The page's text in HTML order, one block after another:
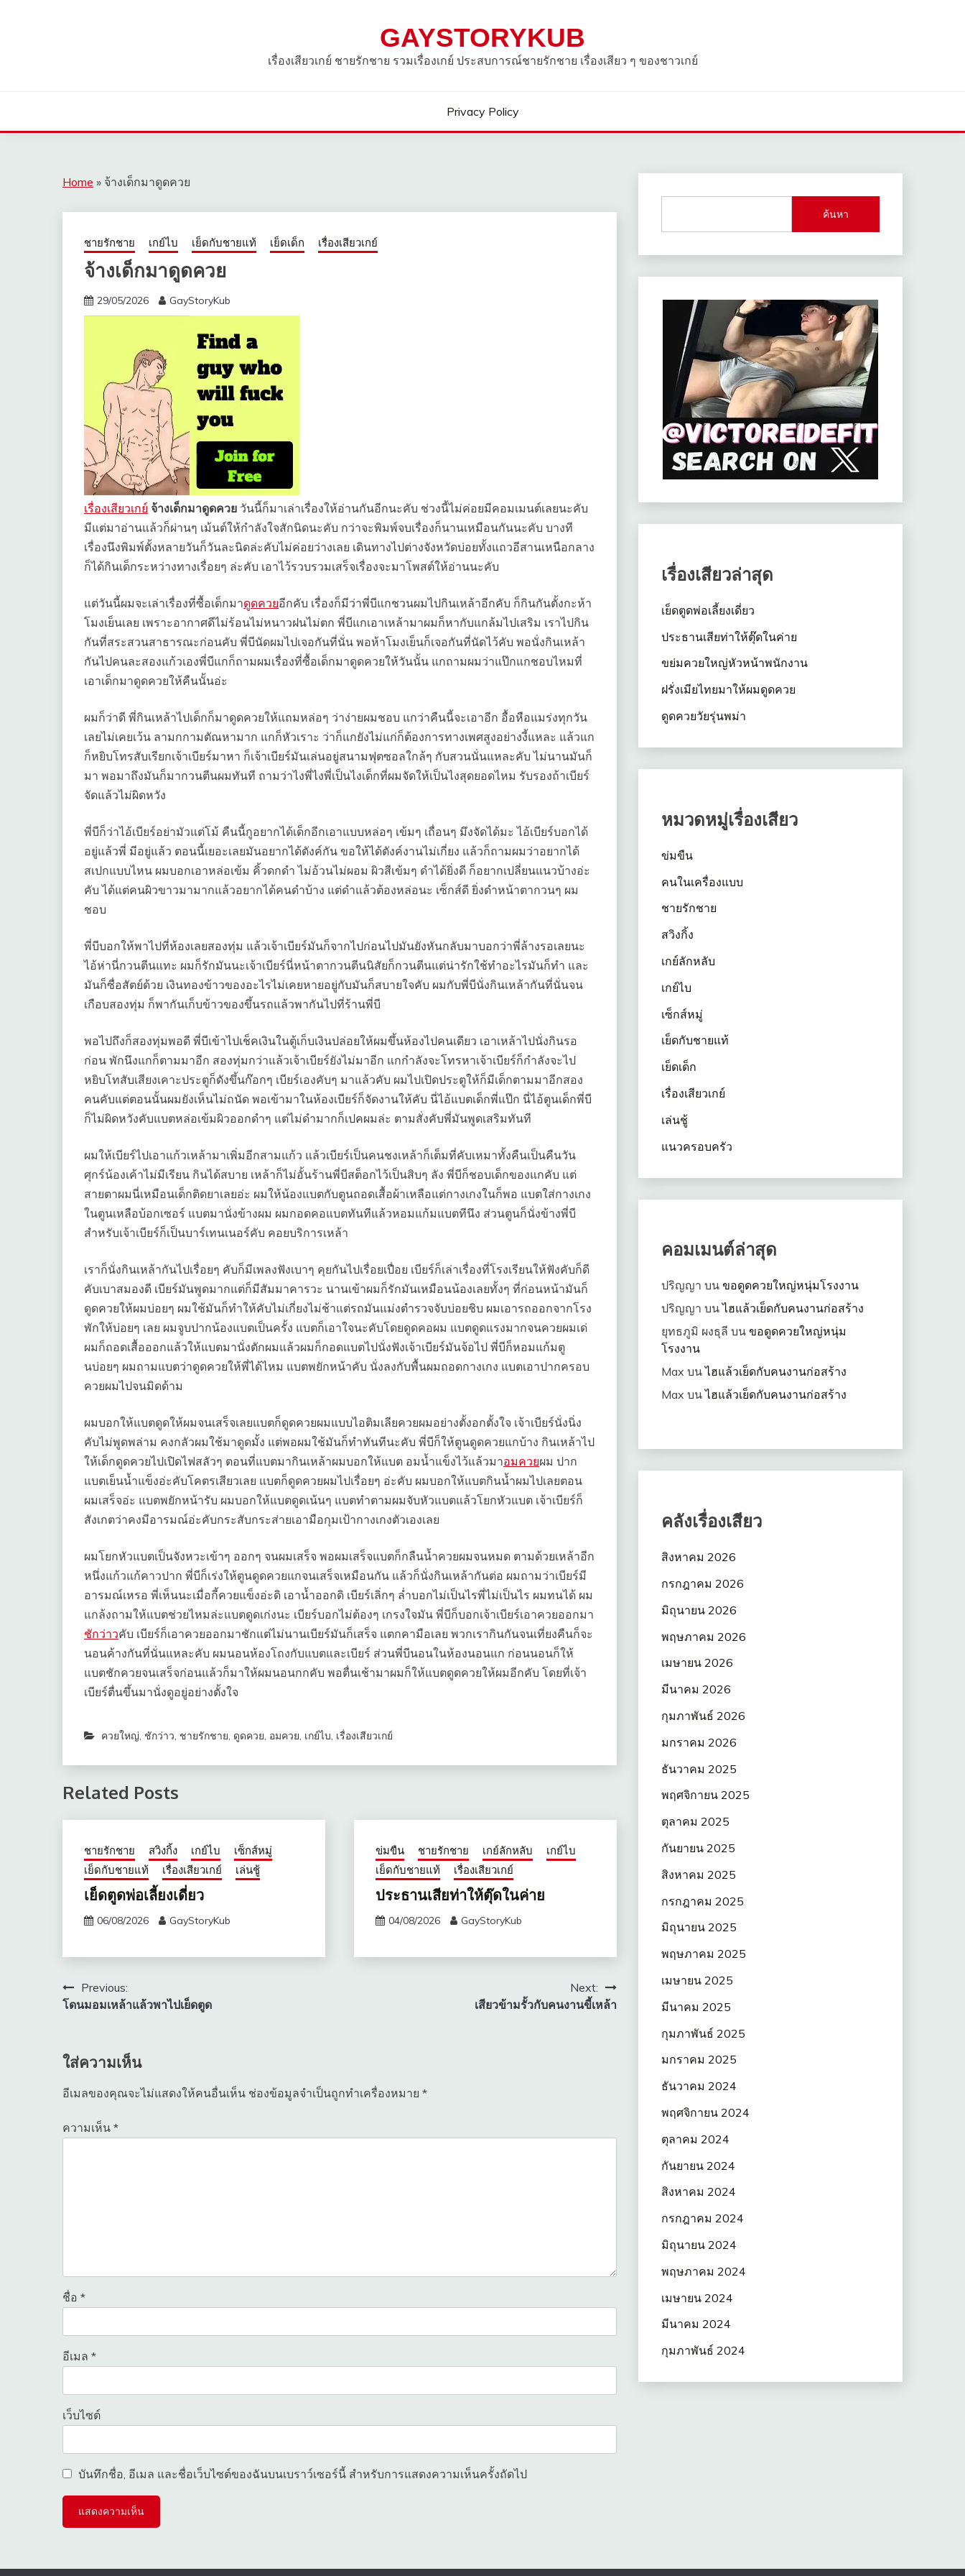
GAYSTORYKUB
เรื่องเสียวเกย์ ชายรักชาย รวมเรื่องเกย์ ประสบการณ์ชายรักชาย เรื่องเสียว ๆ ของชาวเกย์
Privacy Policy
Home » จ้างเด็กมาดูดควย
ชายรักชาย เกย์ไบ เย็ดกับชายแท้ เย็ดเด็ก เรื่องเสียวเกย์
จ้างเด็กมาดูดควย
29/05/2026 GayStoryKub
เรื่องเสียวเกย์ จ้างเด็กมาดูดควย วันนี้ก็มาเล่าเรื่องให้อ่านกันอีกนะคับ ช่วงนี้ไม่ค่อยมีคอมเมนต์เลยนะคับ
มีแต่มาอ่านแล้วก็ผ่านๆ เม้นต์ให้กำลังใจสักนิดนะคับ กว่าจะพิมพ์จบเรื่องก็นานเหมือนกันนะคับ บางที
เรื่องนึงพิมพ์ตั้งหลายวันก็วันละนิดล่ะคับไม่ค่อยว่างเลย เดินทางไปต่างจังหวัดบ่อยทั้งแถวอีสานเหนือกลาง
ก็ได้กินเด็กระหว่างทางเรื่อยๆ ล่ะคับ เอาไว้รวบรวมเสร็จเรื่องจะมาโพสต์ให้อ่านนะคับ
แต่วันนี้ผมจะเล่าเรื่องที่ซื้อเด็กมาดูดควยอีกคับ เรื่องก็มีว่าพี่บีแกชวนผมไปกินเหล้าอีกคับ ก็กินกันตั้งกะห้า
โมงเย็นเลย เพราะอากาศดีไม่ร้อนไม่หนาวฝนไม่ตก พี่บีแกเอาเหล้ามาผมก็หากับแกล้มไปเสริม เราไปกิน
กันที่สระสวนสาธารณะก่อนคับ พี่บีนัดผมไปเจอกันที่นั่น พอห้าโมงเย็นก็เจอกันที่นัดไว้คับ พอนั่งกินเหล้า
กันไปคนละสองแก้วเองพี่บีแกก็ถามผมเรื่องที่ซื้อเด็กมาดูดควยให้วันนั้น แกถามผมว่าแป๊กแกชอบไหมที่
เอาเด็กมาดูดควยให้คืนนั้นอ่ะ
ผมก็ว่าดี พี่กินเหล้าไปเด็กก็มาดูดควยให้แถมหล่อๆ ว่าง่ายผมชอบ แกว่าคืนนี้จะเอาอีก อื้อหือแมร่งทุกวัน
เลยไม่เคยเว้น ลามกกามตัณหามาก แกก็หัวเราะ ว่าก็แกยังไม่แก่ก็ต้องการทางเพศสูงอย่างงี้แหละ แล้วแก
ก็หยิบโทรสับเรียกเจ้าเบียร์มาหา ก็เจ้าเบียร์มันเล่นอยู่สนามฟุตซอลใกล้ๆ กับสวนนั่นแหละคับ ไม่นานมันก็
มา พอมาถึงมันก็มากวนตีนผมทันที ถามว่าไงพี่ไงพี่เป็นไงเด็กที่ผมจัดให้เป็นไงสุดยอดไหม รับรองถ้าเบียร์
จัดแล้วไม่ผิดหวัง
พี่บีก็ว่าไอ้เบียร์อย่ามัวแต่โม้ คืนนี้กูอยากได้เด็กอีกเอาแบบหล่อๆ เข้มๆ เถื่อนๆ มึงจัดได้มะ ไอ้เบียร์บอกได้
อยู่แล้วพี่ มีอยู่แล้ว ตอนนี้เยอะเลยมันอยากได้ตังค์กัน ขอให้ได้ตังค์งานไม่เกี่ยง แล้วก็ถามผมว่าอยากได้
สเปกแบบไหน ผมบอกเอาหล่อเข้ม คิ้วดกดำ ไม่อ้วนไม่ผอม ผิวสีเข้มๆ ดำได้ยิ่งดี ก็อยากเปลี่ยนแนวบ้างอ่ะ
คับ ได้แต่คนผิวขาวมามากแล้วอยากได้คนดำบ้าง แต่ดำแล้วต้องหล่อนะ เซ็กส์ดี ยิ่งดำหน้าตากวนๆ ผม
ชอบ
พี่บีบอกให้พาไปที่ห้องเลยสองทุ่ม แล้วเจ้าเบียร์มันก็จากไปก่อนไปมันยังหันกลับมาบอกว่าพี่ล้างรอเลยนะ
ไอ้ห่านี่กวนตีนแทะ ผมก็รักมันนะเจ้าเบียร์นี่หน้าตากวนตีนนิสัยก็กวนตีนแต่น่ารักใช้ทำอะไรมันก็ทำ และ
มันก็ซื่อสัตย์ด้วย เงินทองข้าวของอะไรไม่เคยหายอยู่กับมันก็สบายใจคับ ผมกับพี่บีนั่งกินเหล้ากันที่นั่นจน
เกือบสองทุ่ม ก็พากันเก็บข้าวของขึ้นรถแล้วพากันไปที่ร้านพี่บี
พอไปถึงก็สองทุ่มพอดี พี่บีเข้าไปเช็คเงินในตู้เก็บเงินปล่อยให้ผมขึ้นห้องไปคนเดียว เอาเหล้าไปนั่งกินรอ
ก่อน พักนึงแกก็ตามมาอีก สองทุ่มกว่าแล้วเจ้าเบียร์ยังไม่มาอีก แกกำลังจะโทรหาเจ้าเบียร์ก็กำลังจะไป
หยิบโทสับเสียงเคาะประตูก็ดังขึ้นก๊อกๆ เบียร์เองคับๆ มาแล้วคับ ผมไปเปิดประตูให้ก็มีเด็กตามมาอีกสอง
คนคับแต่ตอนนั้นผมยังเห็นไม่ถนัด พอเข้ามาในห้องเบียร์ก็จัดงานให้คับ นี่ไอ้แบตเด็กพี่แป๊ก นี่ไอ้ตูนเด็กพี่บี
ก็ไม่ผิดหวังคับแบตหล่อเข้มผิวออกดำๆ แต่ไม่ดำมากก็เปคผมล่ะ ตามสั่งคับพี่มันพูดเสริมทันที
ผมให้เบียร์ไปเอาแก้วเหล้ามาเพิ่มอีกสามแก้ว แล้วเบียร์เป็นคนชงเหล้าก็เต็มที่คับเหมาทั้งคืนเป็นคืนวัน
ศุกร์น้องเค้าไม่มีเรียน กินได้สบาย เหล้าก็ไม่อั้นร้านพี่บีสต็อกไว้เป็นสิบๆ ลัง พี่บีก็ชอบเด็กของแกคับ แต่
สายตาผมนี่เหมือนเด็กติดยาเลยอ่ะ ผมให้น้องแบตกับตูนถอดเสื้อผ้าเหลือแต่กางเกงในก็พอ แบตใส่กางเกง
ในตูนเหลือบ้อกเซอร์ แบตมานั่งข้างผม ผมกอดคอแบตทันทีแล้วหอมแก้มแบตทีนึง ส่วนตูนก็นั่งข้างพี่บี
สำหรับเจ้าเบียร์ก็เป็นบาร์เทนเนอร์คับ คอยบริการเหล้า
เราก็นั่งกินเหล้ากันไปเรื่อยๆ คับก็มีเพลงฟังเบาๆ คุยกันไปเรื่อยเปื่อย เบียร์ก็เล่าเรื่องที่โรงเรียนให้ฟังคับก็ดี
คับเบาสมองดี เบียร์มันพูดมากแต่ก็มีสัมมาคารวะ นานเข้าผมก็รักมันเหมือนน้องเลยทั้งๆ ที่ก่อนหน้ามันก็
ดูดควยให้ผมบ่อยๆ ผมใช้มันก็ทำให้คับไม่เกี่ยงไม่ช้าแต่รถมันแม่งตำรวจจับบ่อยชิบ ผมเอารถออกจากโรง
พักให้บ่อยๆ เลย ผมจูบปากน้องแบตเป็นครั้ง แบตก็เอาใจนะคับโดยดูดคอผม แบตดูดแรงมากจนควยผมเด่
ผมก็ถอดเสื้อออกแล้วให้แบตมานั่งตักผมแล้วผมก็กอดแบตไปนั่งฟังเจ้าเบียร์มันจ้อไป พี่บีก็หอมแก้มตู
นบ่อยๆ ผมถามแบตว่าดูดควยให้พี่ได้ไหม แบตพยักหน้าคับ นั่งลงกับพื้นผมถอดกางเกง แบตเอาปากครอบ
ควยผมไปจนมิดด้าม
ผมบอกให้แบตดูดให้ผมจนเสร็จเลยแบตก็ดูดควยผมแบบไอติมเลียควยผมอย่างตั้งอกตั้งใจ เจ้าเบียร์นั่งนิ่ง
คับไม่พูดพล่าม คงกลัวผมใช้มาดูดมั้ง แต่พอผมใช้มันก็ทำทันทีนะคับ พี่บีก็ให้ตูนดูดควยแกบ้าง กินเหล้าไป
ให้เด็กดูดควยไปเปิดไฟสลัวๆ ตอนที่แบตมากินเหล้าผมบอกให้แบต อมน้ำแข็งไว้แล้วมาอมควยผม ปาก
แบตเย็นน้ำแข็งอ่ะคับโคตรเสียวเลย แบตก็ดูดควยผมไปเรื่อยๆ อ่ะคับ ผมบอกให้แบตกินน้ำผมไปเลยตอน
ผมเสร็จอ่ะ แบตพยักหน้ารับ ผมบอกให้แบตดูดเน้นๆ แบตทำตามผมจับหัวแบตแล้วโยกหัวแบต เจ้าเบียร์ก็
สังเกตว่าคงมีอารมณ์อ่ะคับกระสับกระส่ายเอามือกุมเป้ากางเกงตัวเองเลย
ผมโยกหัวแบตเป็นจังหวะเข้าๆ ออกๆ จนผมเสร็จ พอผมเสร็จแบตก็กลืนน้ำควยผมจนหมด ตามด้วยเหล้าอีก
หนึ่งแก้วแก้คาวปาก พี่บีก็เร่งให้ตูนดูดควยแกจนเสร็จเหมือนกัน แล้วก็นั่งกินเหล้ากันต่อ ผมถามว่าเบียร์มี
อารมณ์เหรอ พี่เห็นนะเมื่อกี้ควยแข็งอ่ะดิ เอาน้ำออกดิ เบียร์เลิ่กๆ ล่ำบอกไม่เป็นไรพี่ไม่เป็นไร ผมทนได้ ผม
แกล้งถามให้แบตช่วยไหมล่ะแบตดูดเก่งนะ เบียร์บอกไม่ต้องๆ เกรงใจมัน พี่บีก็บอกเจ้าเบียร์เอาควยออกมา
ชักว่าวคับ เบียร์ก็เอาควยออกมาชักแต่ไม่นานเบียร์มันก็เสร็จ แตกคามือเลย พวกเรากินกันจนเที่ยงคืนก็จะ
นอนค้างกันที่นั่นแหละคับ ผมนอนห้องโถงกับแบตและเบียร์ ส่วนพี่บีนอนในห้องนอนแก ก่อนนอนก็ให้
แบตชักควยจนเสร็จก่อนแล้วก็มาให้ผมนอนกกคับ พอตื่นเช้ามาผมก็ให้แบตดูดควยให้ผมอีกคับ โดยที่เจ้า
เบียร์ตื่นขึ้นมานั่งดูอยู่อย่างตั้งใจ
ควยใหญ่, ชักว่าว, ชายรักชาย, ดูดควย, อมควย, เกย์ไบ, เรื่องเสียวเกย์
Related Posts
ชายรักชาย สวิงกิ้ง เกย์ไบ
เซ็กส์หมู่
เย็ดกับชายแท้
เรื่องเสียวเกย์ เล่นชู้
เย็ดตูดพ่อเลี้ยงเดี่ยว
06/08/2026 GayStoryKub
ข่มขืน ชายรักชาย เกย์ลักหลับ
เกย์ไบ
เย็ดกับชายแท้
เรื่องเสียวเกย์
ประธานเสียท่าให้ตุ๊ดในค่าย
04/08/2026 GayStoryKub
แนะแนว
เรื่อง
Previous:
โดนมอมเหล้าแล้วพาไปเย็ดตูด
Next:
เสียวข้ามรั้วกับคนงานขี้เหล้า
ใส่ความเห็น
อีเมลของคุณจะไม่แสดงให้คนอื่นเห็น ช่องข้อมูลจำเป็นถูกทำเครื่องหมาย *
ความเห็น *
ชื่อ *
อีเมล *
เว็บไซต์
บันทึกชื่อ, อีเมล และชื่อเว็บไซต์ของฉันบนเบราว์เซอร์นี้ สำหรับการแสดงความเห็นครั้งถัดไป
ค้นหา
เรื่องเสียวล่าสุด
เย็ดตูดพ่อเลี้ยงเดี่ยว
ประธานเสียท่าให้ตุ๊ดในค่าย
ขย่มควยใหญ่หัวหน้าพนักงาน
ฝรั่งเมียไทยมาให้ผมดูดควย
ดูดควยวัยรุ่นพม่า
หมวดหมู่เรื่องเสียว
ข่มขืน
คนในเครื่องแบบ
ชายรักชาย
สวิงกิ้ง
เกย์ลักหลับ
เกย์ไบ
เซ็กส์หมู่
เย็ดกับชายแท้
เย็ดเด็ก
เรื่องเสียวเกย์
เล่นชู้
แนวครอบครัว
คอมเมนต์ล่าสุด
ปริญญา บน ขอดูดควยใหญ่หนุ่มโรงงาน
ปริญญา บนไฮแล้วเย็ดกับคนงานก่อสร้าง
ยุทธภูมิ ผงธุลี บน ขอดูดควยใหญ่หนุ่ม
โรงงาน
Max บนไฮแล้วเย็ดกับคนงานก่อสร้าง
Max บนไฮแล้วเย็ดกับคนงานก่อสร้าง
คลังเรื่องเสียว
สิงหาคม 2026
กรกฎาคม 2026
มิถุนายน 2026
พฤษภาคม 2026
เมษายน 2026
มีนาคม 2026
กุมภาพันธ์ 2026
มกราคม 2026
ธันวาคม 2025
พฤศจิกายน 2025
ตุลาคม 2025
กันยายน 2025
สิงหาคม 2025
กรกฎาคม 2025
มิถุนายน 2025
พฤษภาคม 2025
เมษายน 2025
มีนาคม 2025
กุมภาพันธ์ 2025
มกราคม 2025
ธันวาคม 2024
พฤศจิกายน 2024
ตุลาคม 2024
กันยายน 2024
สิงหาคม 2024
กรกฎาคม 2024
มิถุนายน 2024
พฤษภาคม 2024
เมษายน 2024
มีนาคม 2024
กุมภาพันธ์ 2024